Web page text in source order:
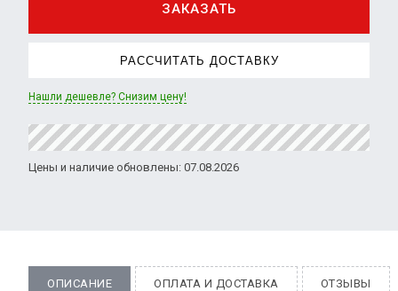
ЗАКАЗАТЬ
РАССЧИТАТЬ ДОСТАВКУ
Нашли дешевле? Снизим цену!
Цены и наличие обновлены: 07.08.2026
ОПИСАНИЕ ОПЛАТА И ДОСТАВКА ОТЗЫВЫ